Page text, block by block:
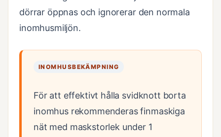
dörrar öppnas och ignorerar den normala
inomhusmiljön.
INOMHUSBEKÄMPNING
För att effektivt hålla svidknott borta
inomhus rekommenderas finmaskiga
nät med maskstorlek under 1